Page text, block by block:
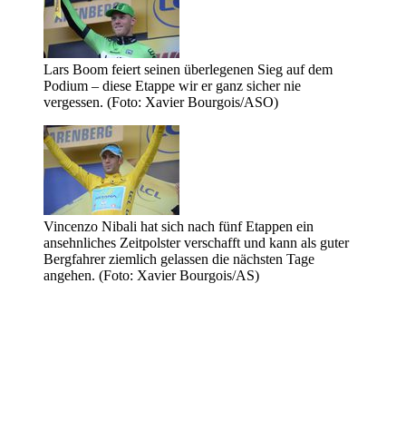
Lars Boom feiert seinen überlegenen Sieg auf dem
Podium – diese Etappe wir er ganz sicher nie
vergessen. (Foto: Xavier Bourgois/ASO)
Vincenzo Nibali hat sich nach fünf Etappen ein
ansehnliches Zeitpolster verschafft und kann als guter
Bergfahrer ziemlich gelassen die nächsten Tage
angehen. (Foto: Xavier Bourgois/AS)